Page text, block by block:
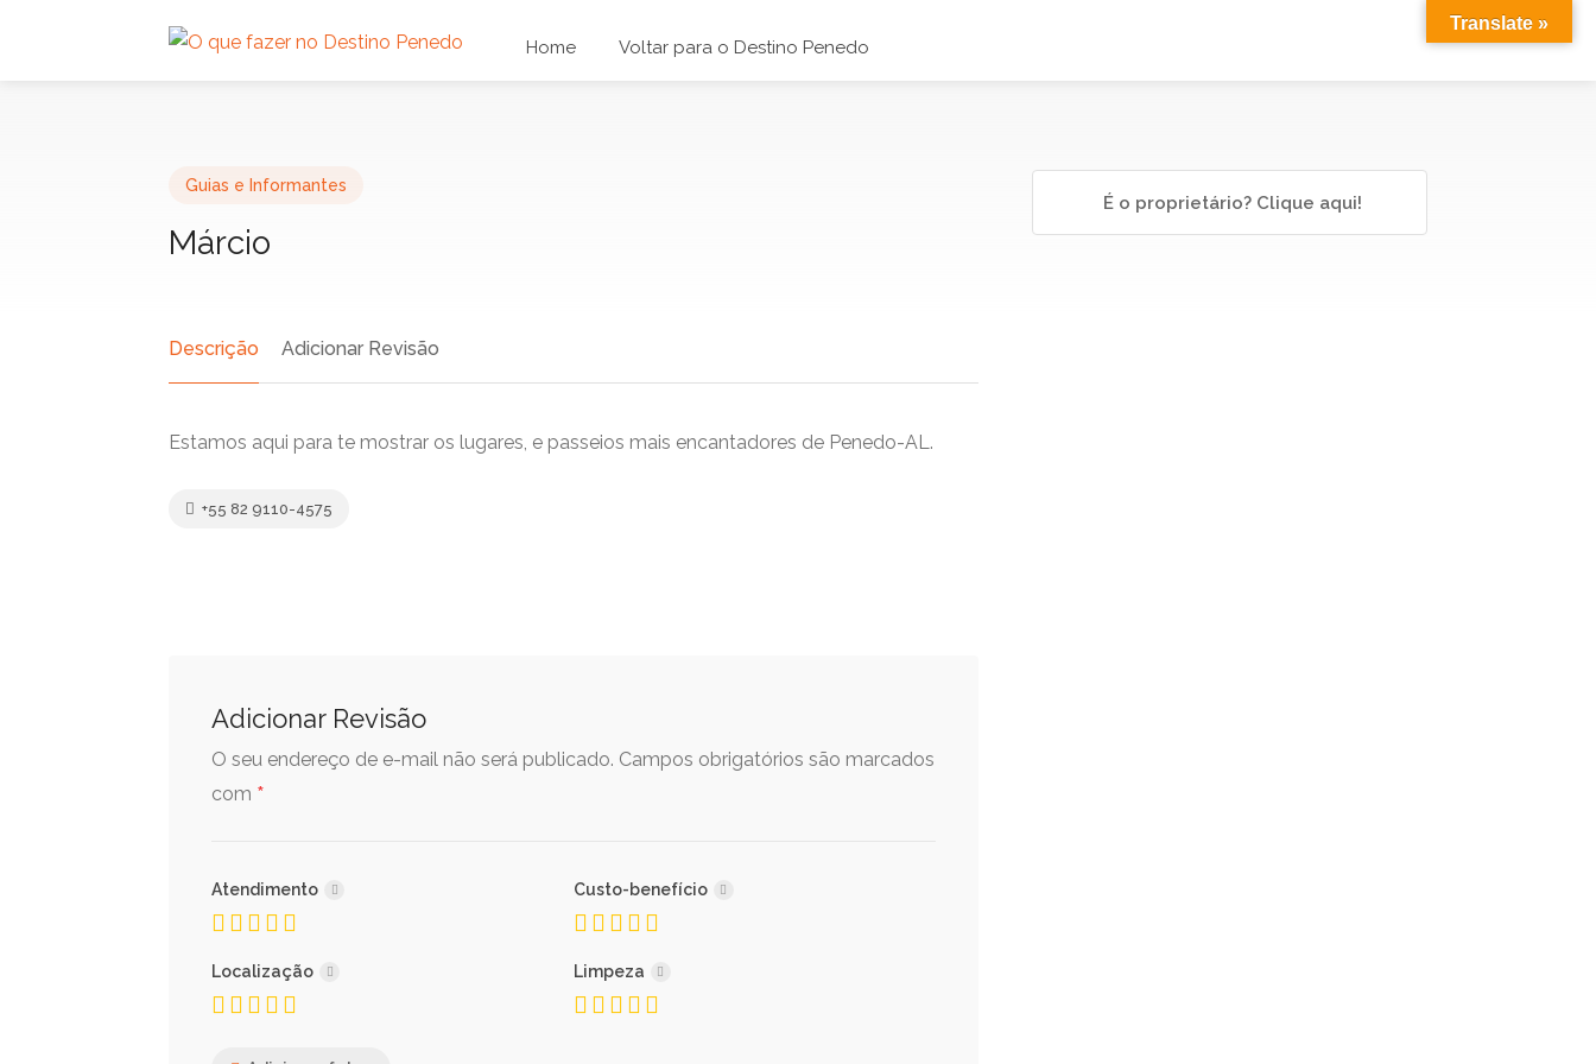
Home Voltar para o Destino Penedo
Guias e Informantes
Márcio
Descrição Adicionar Revisão
Estamos aqui para te mostrar os lugares, e passeios mais encantadores de Penedo-AL.
+55 82 9110-4575
Adicionar Revisão
O seu endereço de e-mail não será publicado. Campos obrigatórios são marcados
com *
Atendimento Custo-benefício
Localização Limpeza
É o proprietário? Clique aqui!
Translate »